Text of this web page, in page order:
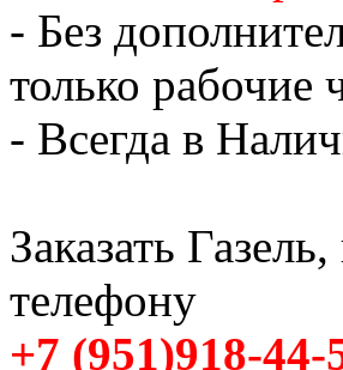
- Без
только рабочие
- Всегда в
Заказать
телефону
+7 (951)918-44-